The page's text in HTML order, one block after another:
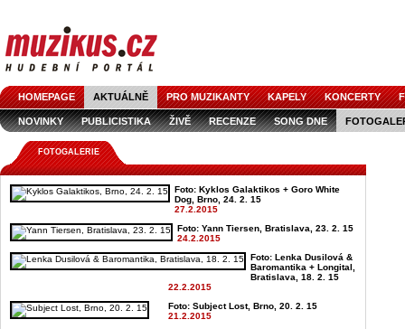
HOMEPAGE AKTUÁLNĚ PRO MUZIKANTY KAPELY KONCERTY
NOVINKY PUBLICISTIKA ŽIVĚ RECENZE SONG DNE
FOTOGALERIE
Foto: Kyklos Galaktikos + Goro White
Dog, Brno, 24. 2. 15
27.2.2015
Foto: Yann Tiersen, Bratislava, 23. 2. 15
24.2.2015
Foto: Lenka Dusilová &
Baromantika + Longital,
Bratislava, 18. 2. 15
22.2.2015
Foto: Subject Lost, Brno, 20. 2. 15
21.2.2015